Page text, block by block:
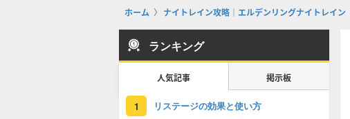
ホーム ナイトレイン攻略｜エルデンリングナイトレイン
ランキング
人気記事 掲示板
1 リステージの効果と使い方